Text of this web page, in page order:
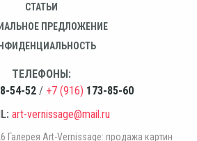
СТАТЬИ
ПРЕДЛОЖЕНИЕ
ТЕЛЕФОНЫ:
54-52 / +7 (916) 173-85-60
art-vernissage@mail.ru
Галерея Art-Vernissage: продажа картин